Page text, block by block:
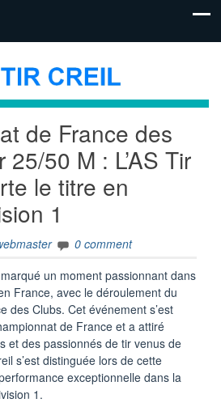
de France des
50 M : L’AS Tir
le titre en
1
0 comment
un moment passionnant dans
France, avec le déroulement du
des Clubs. Cet événement s’est
de France et a attiré
et des passionnés de tir venus de
s’est distinguée lors de cette
exceptionnelle dans la
1.